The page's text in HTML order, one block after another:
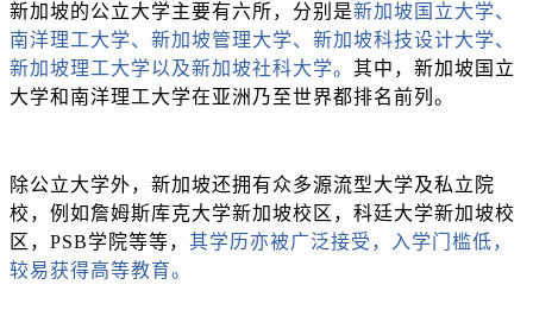
新加坡的公立大学主要有六所，分别是新加坡国立大学、
南洋理工大学、新加坡管理大学、新加坡科技设计大学、
新加坡理工大学以及新加坡社科大学。 其中，新加坡国立
大学和南洋理工大学在亚洲乃至世界都排名前列。
除公立大学外，新加坡还拥有众多源流型大学及私立院
校，例如詹姆斯库克大学新加坡校区，科廷大学新加坡校
区， PSB学院等等， 其学历亦被广泛接受，入学门槛低，
较易获得高等教育。